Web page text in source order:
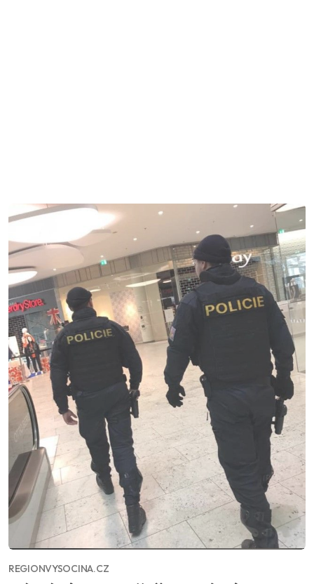
REGIONVYSOCINA.CZ